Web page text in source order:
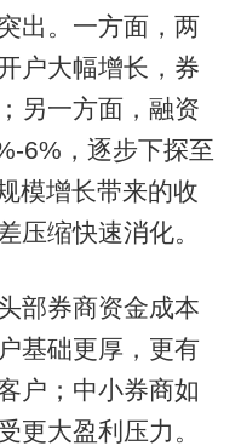
。一方面，两
户大幅增长，券
另一方面，融资
6%，逐步下探至
模增长带来的收
压缩快速消化。
券商资金成本
基础更厚，更有
户；中小券商如
更大盈利压力。